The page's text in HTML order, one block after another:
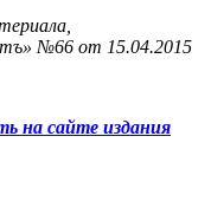
№66 от 15.04.2015
на сайте издания